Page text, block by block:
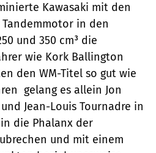
Kawasaki mit den
in den
und 350 cm³ die
wie Kork Ballington
den WM-Titel so gut wie
gelang es allein Jon
Jean-Louis Tournadre in
die Phalanx der
und mit einem